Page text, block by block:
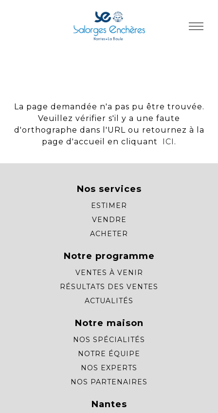
La page demandée n'a pas pu être trouvée.
Veuillez vérifier s'il y a une faute
d'orthographe dans l'URL ou retournez à la
page d'accueil en cliquant
ICI .
Nos services
ESTIMER
VENDRE
ACHETER
Notre programme
VENTES À VENIR
RÉSULTATS DES VENTES
ACTUALITÉS
Notre maison
NOS SPÉCIALITÉS
NOTRE ÉQUIPE
NOS EXPERTS
NOS PARTENAIRES
Nantes